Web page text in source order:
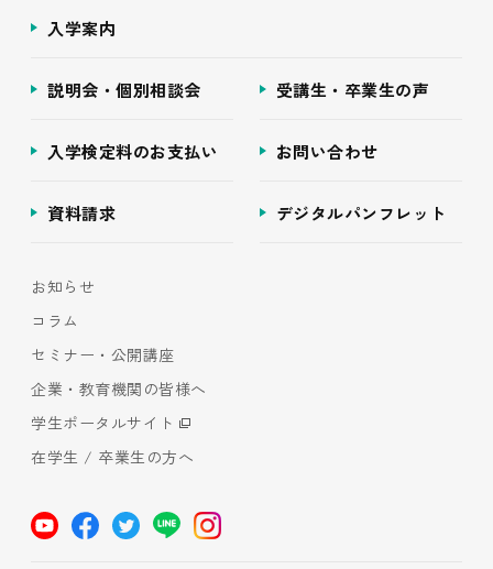
入学案内
説明会・個別相談会 受講生・卒業生の声
入学検定料のお支払い お問い合わせ
資料請求 デジタルパンフレット
お知らせ
コラム
セミナー・公開講座
企業・教育機関の皆様へ
学生ポータルサイト
在学生 / 卒業生の方へ